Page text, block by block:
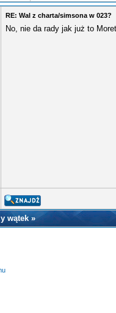
RE: Wal z charta/simsona w 023?
No, nie da rady jak już to
wątek»